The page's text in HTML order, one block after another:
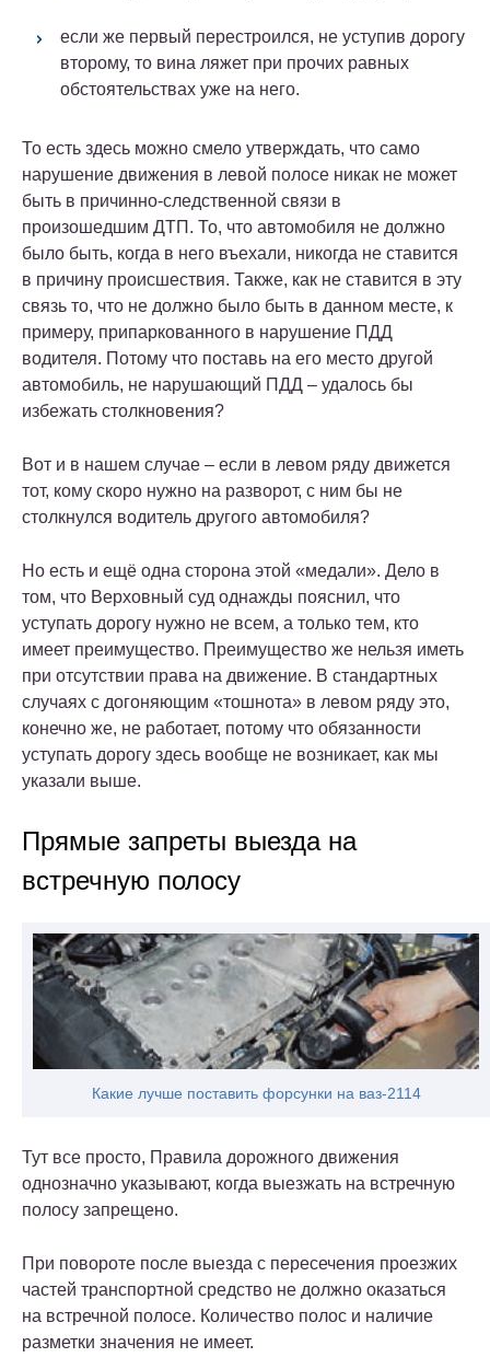
если же первый перестроился, не уступив дорогу
второму, то вина ляжет при прочих равных
обстоятельствах уже на него.
То есть здесь можно смело утверждать, что само
нарушение движения в левой полосе никак не может
быть в причинно-следственной связи в
произошедшим ДТП. То, что автомобиля не должно
было быть, когда в него въехали, никогда не ставится
в причину происшествия. Также, как не ставится в эту
связь то, что не должно было быть в данном месте, к
примеру, припаркованного в нарушение ПДД
водителя. Потому что поставь на его место другой
автомобиль, не нарушающий ПДД – удалось бы
избежать столкновения?
Вот и в нашем случае – если в левом ряду движется
тот, кому скоро нужно на разворот, с ним бы не
столкнулся водитель другого автомобиля?
Но есть и ещё одна сторона этой «медали». Дело в
том, что Верховный суд однажды пояснил, что
уступать дорогу нужно не всем, а только тем, кто
имеет преимущество. Преимущество же нельзя иметь
при отсутствии права на движение. В стандартных
случаях с догоняющим «тошнота» в левом ряду это,
конечно же, не работает, потому что обязанности
уступать дорогу здесь вообще не возникает, как мы
указали выше.
Прямые запреты выезда на
встречную полосу
Какие лучше поставить форсунки на ваз-2114
Тут все просто, Правила дорожного движения
однозначно указывают, когда выезжать на встречную
полосу запрещено.
При повороте после выезда с пересечения проезжих
частей транспортной средство не должно оказаться
на встречной полосе. Количество полос и наличие
разметки значения не имеет.